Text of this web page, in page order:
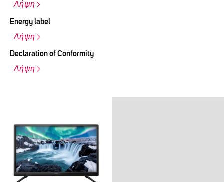
Λήψη
Energy label
Λήψη
Declaration of Conformity
Λήψη